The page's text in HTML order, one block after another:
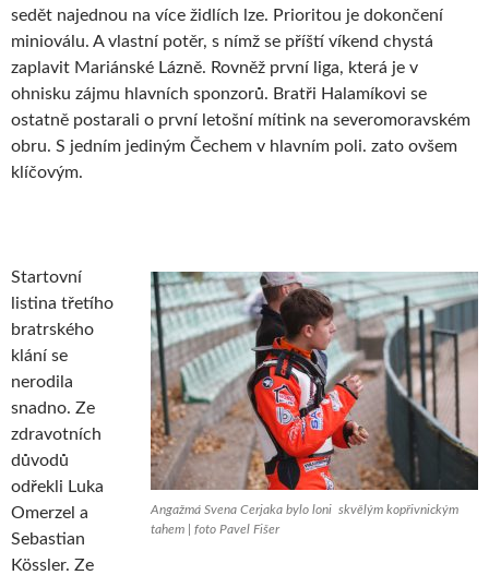
sedět najednou na více židlích lze. Prioritou je dokončení
minioválu. A vlastní potěr, s nímž se příští víkend chystá
zaplavit Mariánské Lázně. Rovněž první liga, která je v
ohnisku zájmu hlavních sponzorů. Bratři Halamíkovi se
ostatně postarali o první letošní mítink na severomoravském
obru. S jedním jediným Čechem v hlavním poli. zato ovšem
klíčovým.
Angažmá Svena Cerjaka bylo loni skvělým kopřivnickým
tahem | foto Pavel Fišer
Startovní
listina třetího
bratrského
klání se
nerodila
snadno. Ze
zdravotních
důvodů
odřekli Luka
Omerzel a
Sebastian
Kössler. Ze